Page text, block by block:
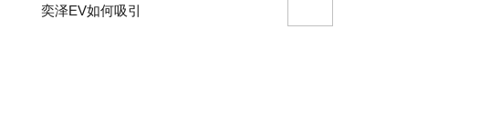
奕泽EV如何吸引